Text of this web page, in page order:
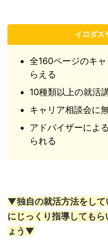
イロダス
全160ページのキ
らえる
10種類以上の就活
キャリア相談会に
アドバイザーによ
られる
▼独自の就活方法をして
にじっくり指導しても
ょう▼